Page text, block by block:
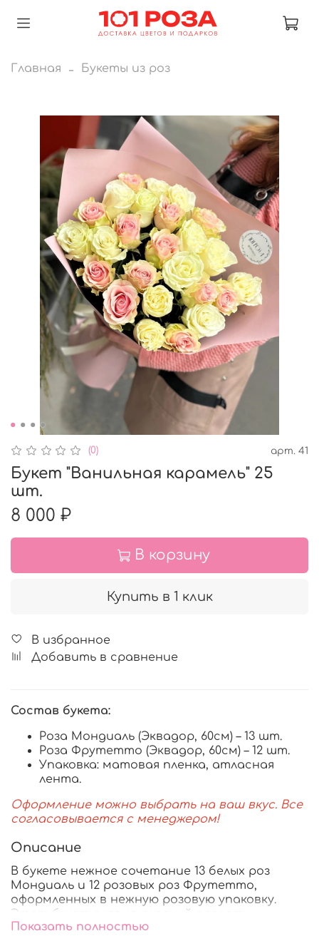
Главная Букеты из роз
(0) арт. 41
Букет "Ванильная карамель" 25
шт.
8 000 ₽
В корзину
Купить в 1 клик
В избранное
Добавить в сравнение
Состав букета:
Роза Мондиаль (Эквадор, 60см) – 13 шт.
Роза Фрутетто (Эквадор, 60см) – 12 шт.
Упаковка: матовая пленка, атласная
лента.
Оформление можно выбрать на ваш вкус. Все
согласовывается с менеджером!
Описание
В букете нежное сочетание 13 белых роз
Мондиаль и 12 розовых роз Фрутетто,
оформленных в нежную розовую упаковку.
Этот букет словно сладкий десерт —
нежный, теплый и очень романтичный. Он
Показать полностью